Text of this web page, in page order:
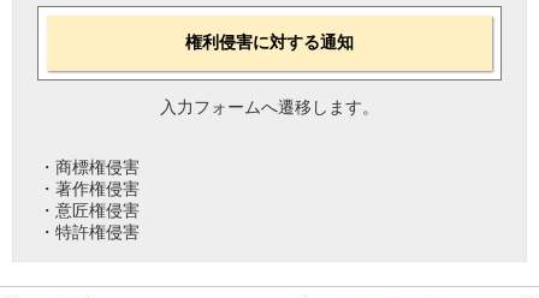
権利侵害に対する通知
入力フォームへ遷移します。
・商標権侵害
・著作権侵害
・意匠権侵害
・特許権侵害